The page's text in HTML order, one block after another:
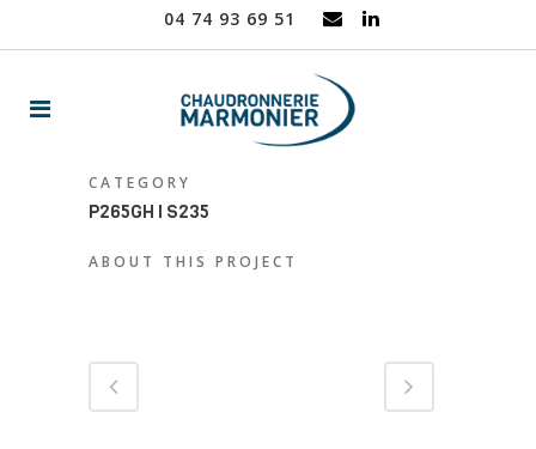
04 74 93 69 51
CATEGORY
P265GH I S235
ABOUT THIS PROJECT